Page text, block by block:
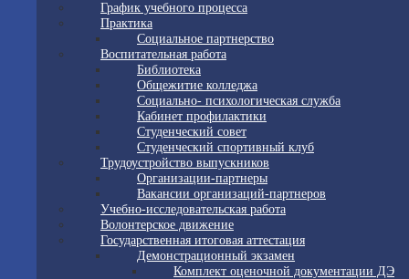
График учебного процесса
Практика
Социальное партнерство
Воспитательная работа
Библиотека
Общежитие колледжа
Социально- психологическая служба
Кабинет профилактики
Студенческий совет
Студенческий спортивный клуб
Трудоустройство выпускников
Организации-партнеры
Вакансии организаций-партнеров
Учебно-исследовательская работа
Волонтерское движение
Государственная итоговая аттестация
Демонстрационный экзамен
Комплект оценочной документации ДЭ